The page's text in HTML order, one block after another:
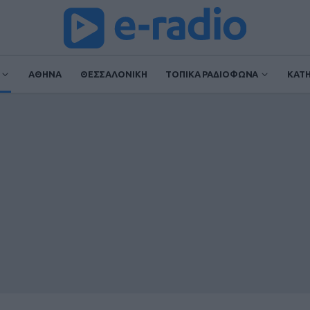
ΑΘΗΝΑ ΘΕΣΣΑΛΟΝΙΚΗ ΤΟΠΙΚΑ ΡΑΔΙΟΦΩΝΑ